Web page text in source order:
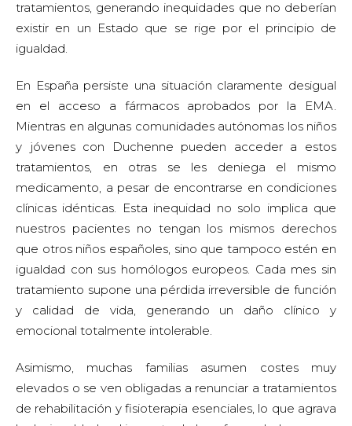
tratamientos, generando inequidades que no deberían
existir en un Estado que se rige por el principio de
igualdad.
En España persiste una situación claramente desigual
en el acceso a fármacos aprobados por la EMA.
Mientras en algunas comunidades autónomas los niños
y jóvenes con Duchenne pueden acceder a estos
tratamientos, en otras se les deniega el mismo
medicamento, a pesar de encontrarse en condiciones
clínicas idénticas. Esta inequidad no solo implica que
nuestros pacientes no tengan los mismos derechos
que otros niños españoles, sino que tampoco estén en
igualdad con sus homólogos europeos. Cada mes sin
tratamiento supone una pérdida irreversible de función
y calidad de vida, generando un daño clínico y
emocional totalmente intolerable.
Asimismo, muchas familias asumen costes muy
elevados o se ven obligadas a renunciar a tratamientos
de rehabilitación y fisioterapia esenciales, lo que agrava